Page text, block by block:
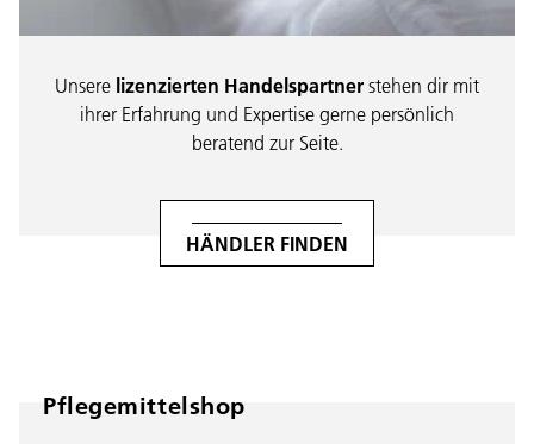
Unsere lizenzierten Handelspartnerstehen dir mit
ihrer Erfahrung und Expertise gerne persönlich
beratend zur Seite.
HÄNDLER FINDEN
Pflegemittelshop